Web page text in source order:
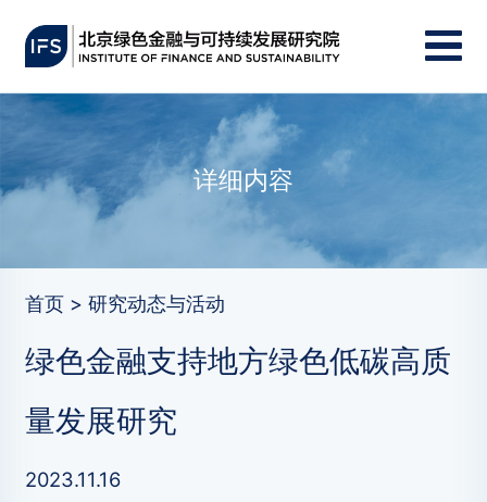
详细内容
首页 > 研究动态与活动
绿色金融支持地方绿色低碳高质
量发展研究
2023.11.16